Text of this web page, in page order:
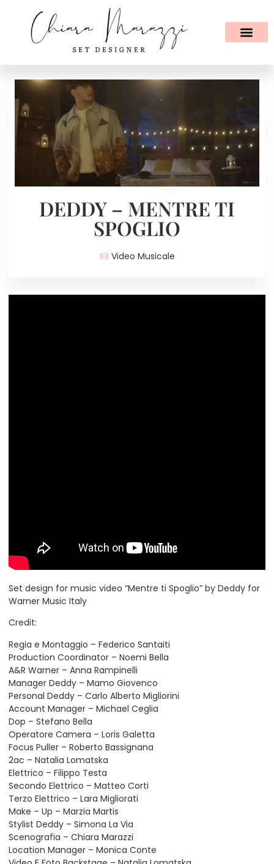
DEDDY – MENTRE TI
SPOGLIO
Video Musicale
Set design for music video “Mentre ti Spoglio” by Deddy for
Warner Music Italy
Credit:
Regia e Montaggio – Federico Santaiti
Production Coordinator – Noemi Bella
A&R Warner – Anna Rampinelli
Manager Deddy – Mamo Giovenco
Personal Deddy – Carlo Alberto Migliorini
Account Manager – Michael Ceglia
Dop – Stefano Bella
Operatore Camera – Loris Galetta
Focus Puller – Roberto Bassignana
2ac – Natalia Lomatska
Elettrico – Filippo Testa
Secondo Elettrico – Matteo Corti
Terzo Elettrico – Lara Migliorati
Make – Up – Marzia Martis
Stylist Deddy – Simona La Via
Scenografia – Chiara Marazzi
Location Manager – Monica Conte